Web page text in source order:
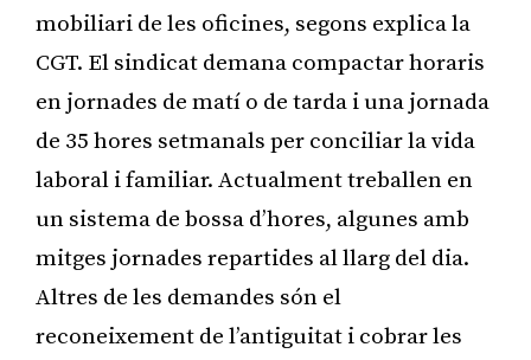
mobiliari de les oficines, segons explica la
CGT. El sindicat demana compactar horaris
en jornades de matí o de tarda i una jornada
de 35 hores setmanals per conciliar la vida
laboral i familiar. Actualment treballen en
un sistema de bossa d’hores, algunes amb
mitges jornades repartides al llarg del dia.
Altres de les demandes són el
reconeixement de l’antiguitat i cobrar les